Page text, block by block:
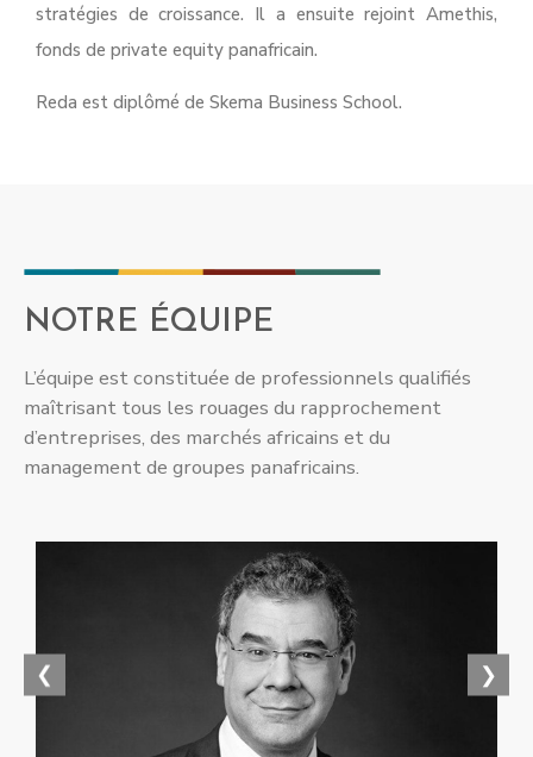
stratégies de croissance. Il a ensuite rejoint Amethis,
fonds de private equity panafricain.
Reda est diplômé de Skema Business School.
NOTRE ÉQUIPE
L’équipe est constituée de professionnels qualifiés
maîtrisant tous les rouages du rapprochement
d’entreprises, des marchés africains et du
management de groupes panafricains.
❮ ❯